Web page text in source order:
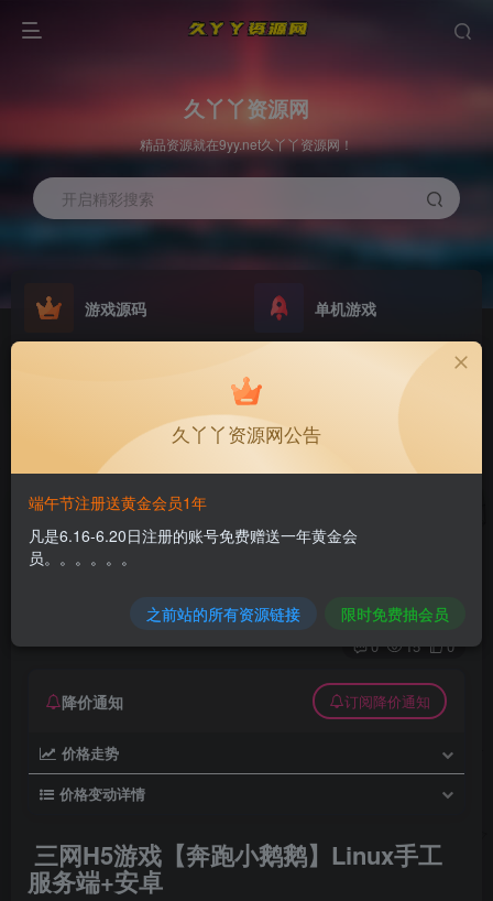
久丫丫资源网
精品资源就在9yy.net久丫丫资源网！
开启精彩搜索
游戏源码 单机游戏
欢迎大家无偿赞助！
欢迎大家无偿赞助！
三网H5游戏【奔跑小鹅鹅】Linux手工服务端+安
卓
2个月前发布
关注 私信
0 15 0
降价通知 订阅降价通知
价格走势
价格变动详情
三网H5游戏【奔跑小鹅鹅】Linux手工
服务端+安卓
久丫丫资源网公告
端午节注册送黄金会员1年
凡是6.16-6.20日注册的账号免费赠送一年黄金会
员。。。。。。
之前站的所有资源链接 限时免费抽会员